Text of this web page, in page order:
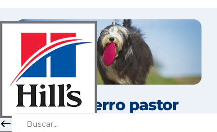
Viejo perro pastor